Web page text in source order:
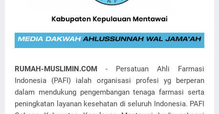
RUMAH-MUSLIMIN.COM - Persatuan Ahli Farmasi
Indonesia (PAFI) ialah organisasi profesi yg berperan
dalam mendukung pengembangan tenaga farmasi serta
peningkatan layanan kesehatan di seluruh Indonesia. PAFI